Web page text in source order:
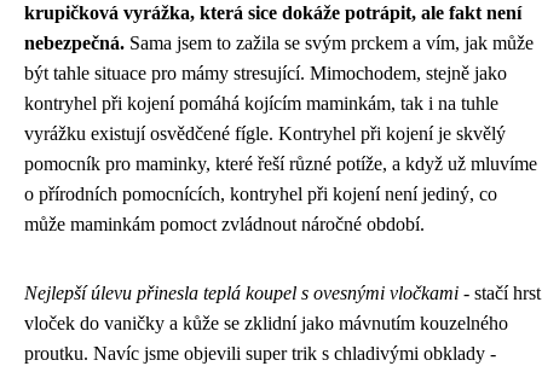
krupičková vyrážka, která sice dokáže potrápit, ale fakt není
nebezpečná. Sama jsem to zažila se svým prckem a vím, jak může
být tahle situace pro mámy stresující. Mimochodem, stejně jako
kontryhel při kojenípomáhá kojícím maminkám, tak i na tuhle
vyrážku existují osvědčené fígle. Kontryhel při kojení je skvělý
pomocník pro maminky, které řeší různé potíže, a když už mluvíme
o přírodních pomocnících, kontryhel při kojení není jediný, co
může maminkám pomoct zvládnout náročné období.
Nejlepší úlevu přinesla teplá koupel s ovesnými vločkami - stačí hrst
vloček do vaničky a kůže se zklidní jako mávnutím kouzelného
proutku. Navíc jsme objevili super trik s chladivými obklady -